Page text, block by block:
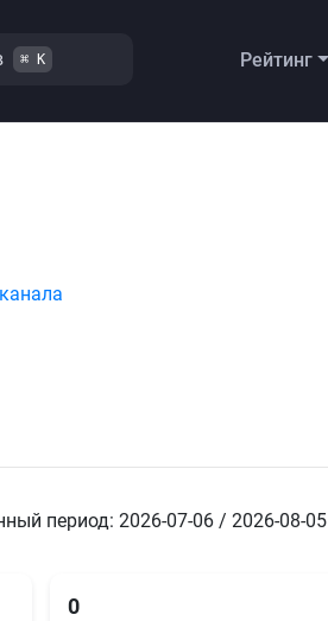
⌘ K Рейтинг
период: 2026-07-06 / 2026-08-05
0